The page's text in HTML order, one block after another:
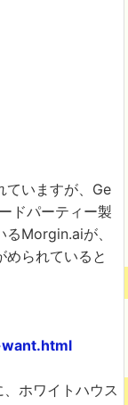
ていますが、Ge
ドパーティー製
Morgin.aiが、
られていると
ホワイトハウス